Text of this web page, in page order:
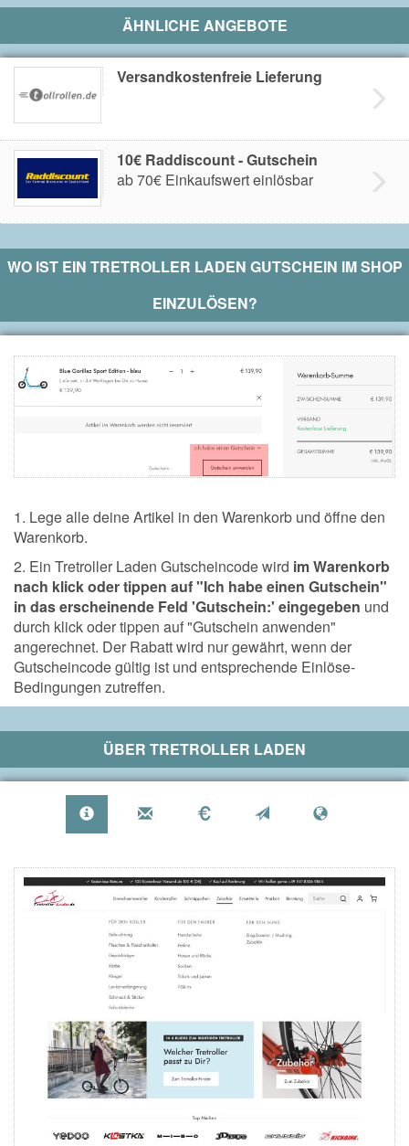
ÄHNLICHE ANGEBOTE
Versandkostenfreie Lieferung
10€ Raddiscount - Gutschein
ab 70€ Einkaufswert einlösbar
WO IST EIN TRETROLLER LADEN GUTSCHEIN IM SHOP
EINZULÖSEN?
1. Lege alle deine Artikel in den Warenkorb und öffne den
Warenkorb.
2. Ein Tretroller Laden Gutscheincode wird im Warenkorb
nach klick oder tippen auf "Ich habe einen Gutschein"
in das erscheinende Feld 'Gutschein:' eingegeben und
durch klick oder tippen auf "Gutschein anwenden"
angerechnet. Der Rabatt wird nur gewährt, wenn der
Gutscheincode gültig ist und entsprechende Einlöse-
Bedingungen zutreffen.
ÜBER TRETROLLER LADEN